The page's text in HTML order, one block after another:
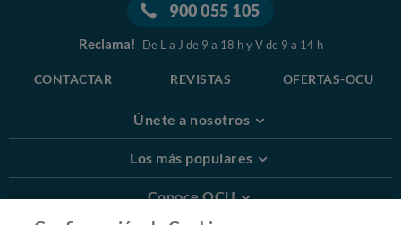
900 055 105
Reclama! De L a J de 9 a 18 h y V de 9 a 14 h
CONTACTAR REVISTAS OFERTAS-OCU
Únete a nosotros
Los más populares
Conoce OCU